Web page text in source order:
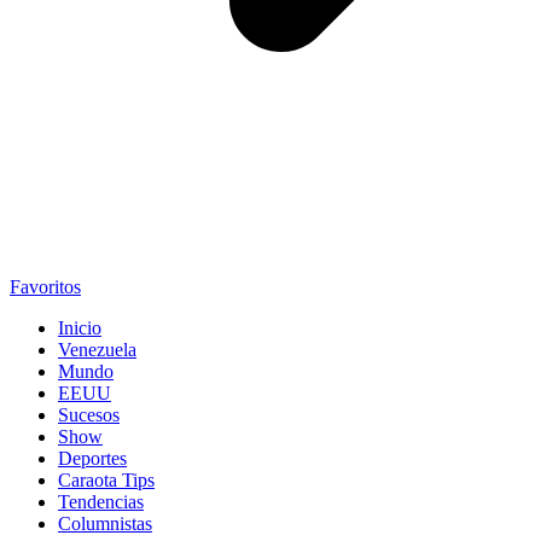
Favoritos
Inicio
Venezuela
Mundo
EEUU
Sucesos
Show
Deportes
Caraota Tips
Tendencias
Columnistas